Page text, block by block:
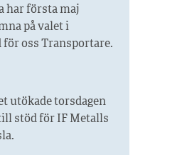
har första maj
på valet i
för oss Transportare.
utökade torsdagen
stöd för IF Metalls